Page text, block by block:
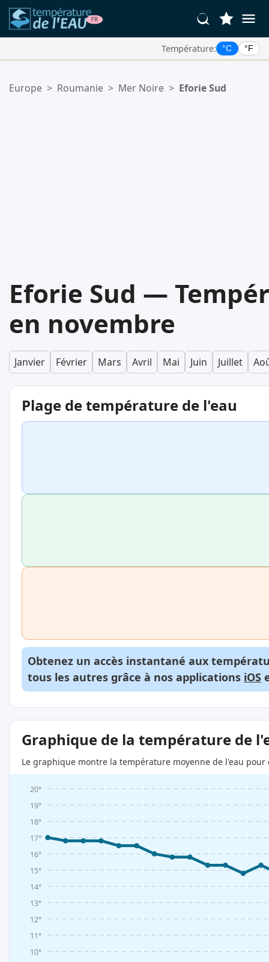
Température: °C °F
Votre liste de favoris est vide.
Europe > Roumanie > Mer Noire > Eforie Sud
Eforie Sud —
en novembre
Janvier Février Mars Avril Mai Juin Juillet
Plage de température de l'eau
Obtenez un accès instantané aux
tous les autres grâce à nos applications iOS
Graphique de la température de
Le graphique montre la température moyenne de l'eau
10°
11°
12°
13°
14°
15°
16°
17°
18°
19°
20°